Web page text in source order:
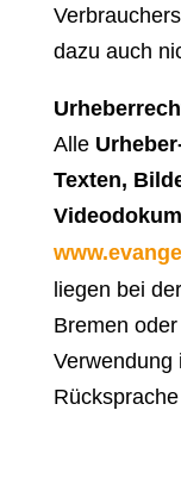
dazu auch
Alle
Texten,
liegen bei
Bremen
Verwendung